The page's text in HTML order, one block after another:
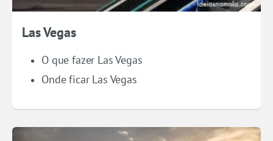
Las Vegas
O que fazer Las Vegas
Onde ficar Las Vegas